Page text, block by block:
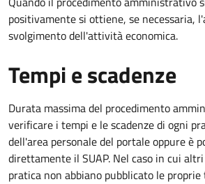
positivamente si ottiene, se necessaria,
svolgimento dell'attività economica.
Tempi e scadenze
Durata massima del procedimento
verificare i tempi e le scadenze di ogni
dell'area personale del portale oppure è
direttamente il SUAP. Nel caso in cui
pratica non abbiano pubblicato le